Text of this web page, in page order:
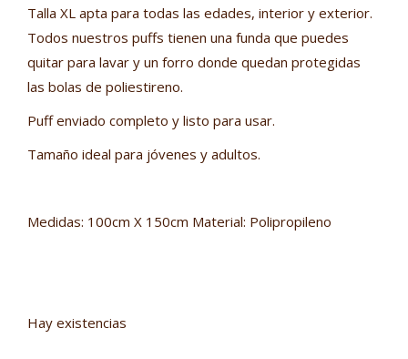
Talla XL apta para todas las edades, interior y exterior.
Todos nuestros puffs tienen una funda que puedes
quitar para lavar y un forro donde quedan protegidas
las bolas de poliestireno.
Puff enviado completo y listo para usar.
Tamaño ideal para jóvenes y adultos.
Medidas: 100cm X 150cm Material: Polipropileno
Hay existencias